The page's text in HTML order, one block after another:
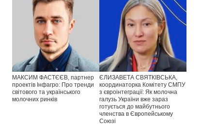
МАКСИМ ФАСТЄЄВ, партнер
проектів Інфагро: Про тренди
світового та українського
молочних ринків
ЄЛИЗАВЕТА СВЯТКІВСЬКА,
координаторка Комітету СМПУ
з євроінтеграції: Як молочна
галузь України вже зараз
готується до майбутнього
членства в Європейському
Союзі